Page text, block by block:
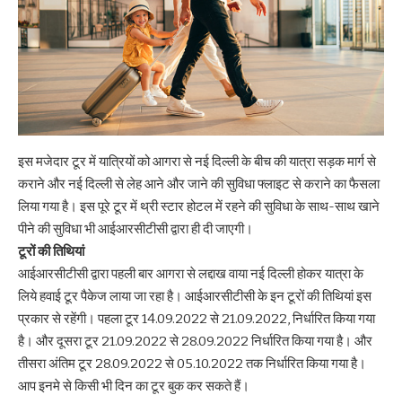
इस मजेदार टूर में यात्रियों को आगरा से नई दिल्ली के बीच की यात्रा सड़क मार्ग से
कराने और नई दिल्ली से लेह आने और जाने की सुविधा फ्लाइट से कराने का फैसला
लिया गया है। इस पूरे टूर में थ्री स्टार होटल में रहने की सुविधा के साथ-साथ खाने
पीने की सुविधा भी आईआरसीटीसी द्वारा ही दी जाएगी।
टूरों की तिथियां
आईआरसीटीसी द्वारा पहली बार आगरा से लद्दाख वाया नई दिल्ली होकर यात्रा के
लिये हवाई टूर पैकेज लाया जा रहा है। आईआरसीटीसी के इन टूरों की तिथियां इस
प्रकार से रहेंगी। पहला टूर 14.09.2022 से 21.09.2022, निर्धारित किया गया
है। और दूसरा टूर 21.09.2022 से 28.09.2022 निर्धारित किया गया है। और
तीसरा अंतिम टूर 28.09.2022 से 05.10.2022 तक निर्धारित किया गया है।
आप इनमे से किसी भी दिन का टूर बुक कर सकते हैं।